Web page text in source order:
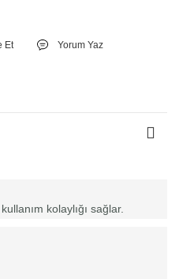
Et Yorum Yaz
kolaylığı sağlar.